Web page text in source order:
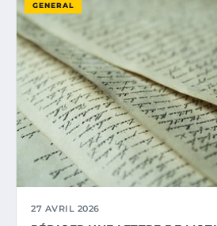
GENERAL
27 AVRIL 2026